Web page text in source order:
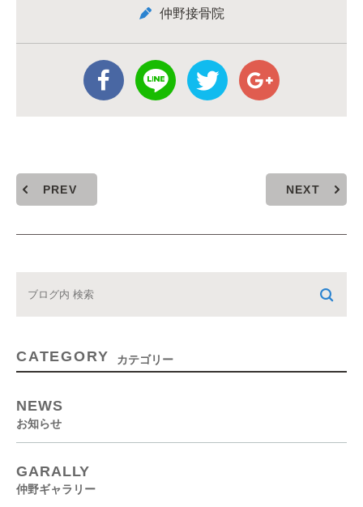
仲野接骨院
PREV NEXT
CATEGORY カテゴリー
NEWS
お知らせ
GARALLY
仲野ギャラリー